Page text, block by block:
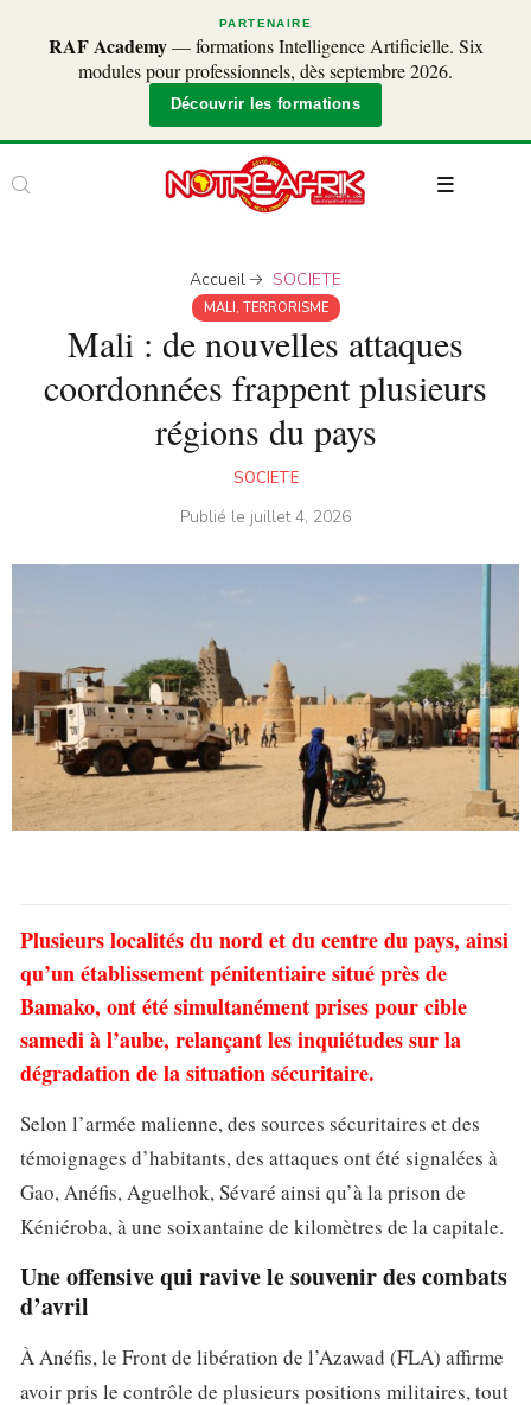
PARTENAIRE
RAF Academy— formations Intelligence Artificielle. Six
modules pour professionnels, dès septembre 2026.
Découvrir les formations
Accueil SOCIETE
MALI, TERRORISME
Mali : de nouvelles attaques
coordonnées frappent plusieurs
régions du pays
SOCIETE
Publié le juillet 4, 2026
Plusieurs localités du nord et du centre du pays, ainsi
qu’un établissement pénitentiaire situé près de
Bamako, ont été simultanément prises pour cible
samedi à l’aube, relançant les inquiétudes sur la
dégradation de la situation sécuritaire.
Selon l’armée malienne, des sources sécuritaires et des
témoignages d’habitants, des attaques ont été signalées à
Gao, Anéfis, Aguelhok, Sévaré ainsi qu’à la prison de
Kéniéroba, à une soixantaine de kilomètres de la capitale.
Une offensive qui ravive le souvenir des combats
d’avril
À Anéfis, le Front de libération de l’Azawad (FLA) affirme
avoir pris le contrôle de plusieurs positions militaires, tout